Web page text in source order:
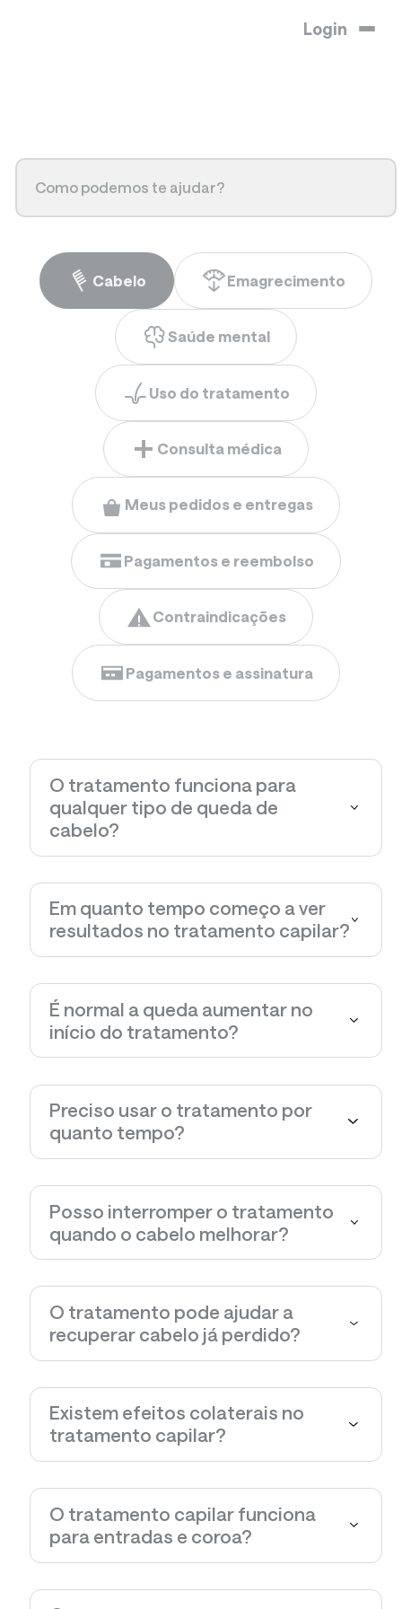
Login
Cabelo Emagrecimento
Saúde mental
Uso do tratamento
Consulta médica
Meus pedidos e entregas
Pagamentos e reembolso
Contraindicações
Pagamentos e assinatura
O tratamento funciona para
qualquer tipo de queda de
cabelo?
Em quanto tempo começo a ver
resultados no tratamento capilar?
É normal a queda aumentar no
início do tratamento?
Preciso usar o tratamento por
quanto tempo?
Posso interromper o tratamento
quando o cabelo melhorar?
O tratamento pode ajudar a
recuperar cabelo já perdido?
Existem efeitos colaterais no
tratamento capilar?
O tratamento capilar funciona
para entradas e coroa?